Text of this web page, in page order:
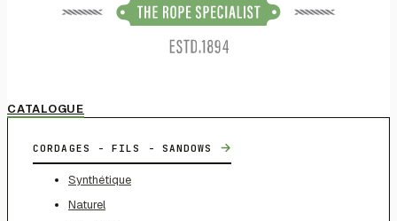
CATALOGUE
CORDAGES - FILS - SANDOWS →
Synthétique
Naturel